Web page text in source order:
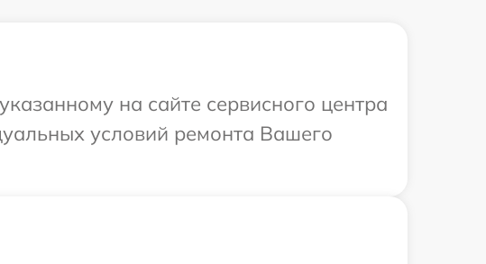
на сайте сервисного центра
условий ремонта Вашего